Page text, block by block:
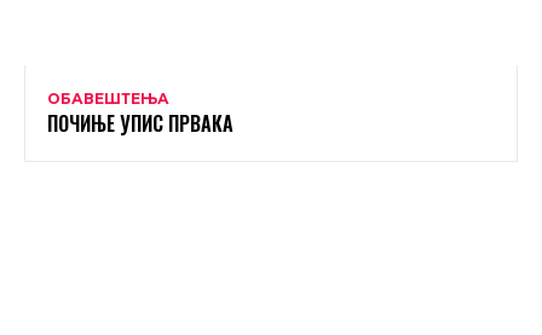
ОБАВЕШТЕЊА
ПОЧИЊЕ УПИС ПРВАКА